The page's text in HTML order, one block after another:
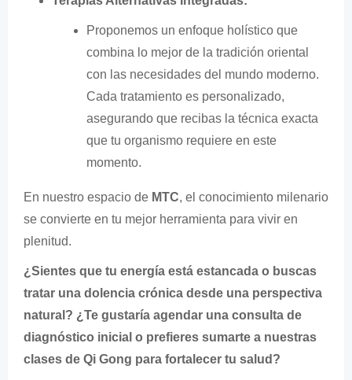
Proponemos un enfoque holístico que
combina lo mejor de la tradición oriental
con las necesidades del mundo moderno.
Cada tratamiento es personalizado,
asegurando que recibas la técnica exacta
que tu organismo requiere en este
momento.
En nuestro espacio de MTC, el conocimiento milenario
se convierte en tu mejor herramienta para vivir en
plenitud.
¿Sientes que tu energía está estancada o buscas
tratar una dolencia crónica desde una perspectiva
natural? ¿Te gustaría agendar una consulta de
diagnóstico inicial o prefieres sumarte a nuestras
clases de Qi Gong para fortalecer tu salud?